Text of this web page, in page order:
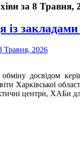
за 8 Травня,
із закладами
Травня, 2026
досвідом
Харківської
центри, ХАБи